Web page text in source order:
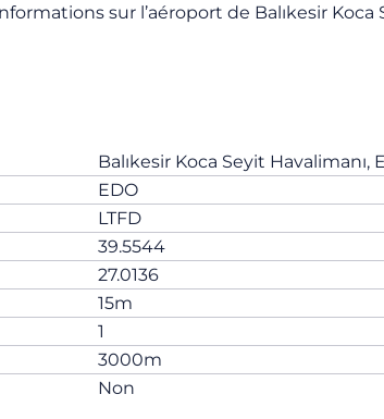
sur l’aéroport de Balıkesir Koca
Balıkesir Koca Seyit
EDO
LTFD
39.5544
27.0136
15m
1
3000m
Non